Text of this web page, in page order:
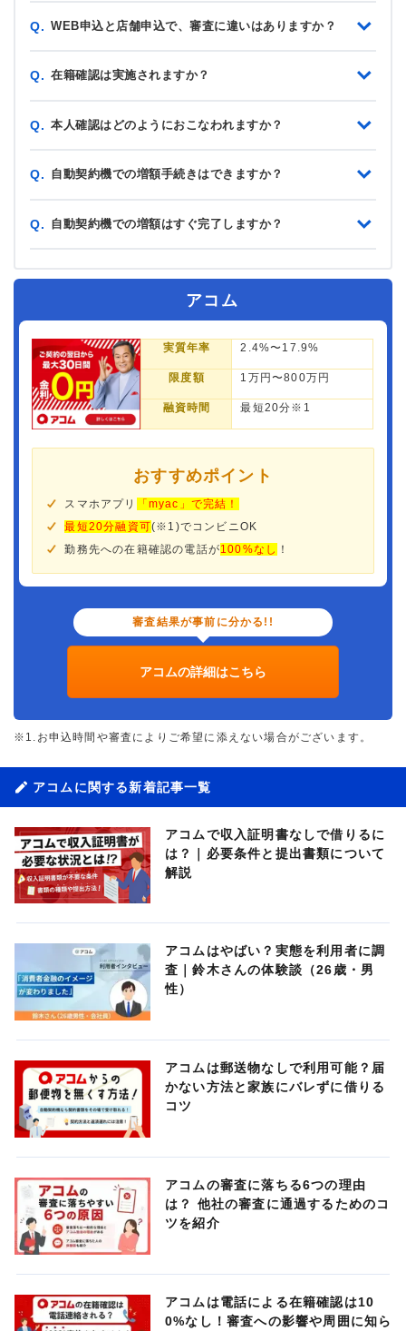
Q. WEB申込と店舗申込で、審査に違いはありますか？
Q. 在籍確認は実施されますか？
Q. 本人確認はどのようにおこなわれますか？
Q. 自動契約機での増額手続きはできますか？
Q. 自動契約機での増額はすぐ完了しますか？
アコム
実質年率 2.4%〜17.9%
限度額 1万円〜800万円
融資時間 最短20分※1
おすすめポイント
スマホアプリ
「myac」で完結！
最短20分融資可(※1)でコンビニOK
勤務先への在籍確認の電話が100%なし ！
審査結果が事前に分かる!!
アコムの詳細はこちら
※1.お申込時間や審査によりご希望に添えない場合がございます。
アコムに関する新着記事一覧
アコムで収入証明書なしで借りるに
は？｜必要条件と提出書類について
解説
アコムはやばい？実態を利用者に調
査｜鈴木さんの体験談（26歳・男
性）
アコムは郵送物なしで利用可能？届
かない方法と家族にバレずに借りる
コツ
アコムの審査に落ちる6つの理由
は？ 他社の審査に通過するためのコ
ツを紹介
アコムは電話による在籍確認は10
0%なし！審査への影響や周囲に知ら